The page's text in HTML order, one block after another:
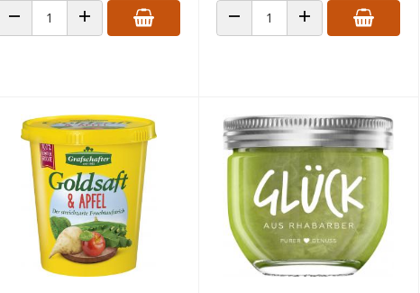
ANZAHL VERRINGERNANZAHL ERHÖHEN ANZAHL VERRINGERNANZAHL ERHÖHEN